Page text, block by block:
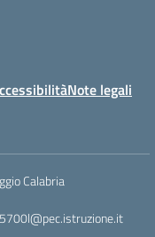
Note legali
Calabria